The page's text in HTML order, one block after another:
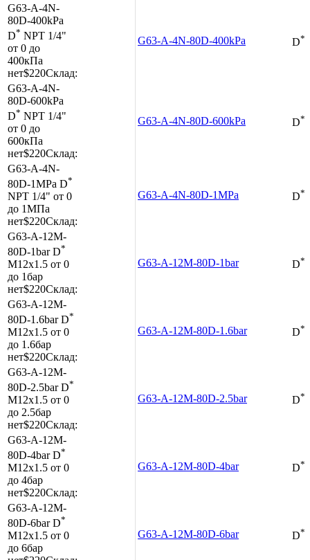
G63-A-4N-
80D-400kPa
D* NPT 1/4"
от 0 до
400кПа
нет$220Склад:
G63-A-4N-80D-400kPa D*
G63-A-4N-
80D-600kPa
D* NPT 1/4"
от 0 до
600кПа
нет$220Склад:
G63-A-4N-80D-600kPa D*
G63-A-4N-
80D-1MPa D*
NPT 1/4" от 0
до 1МПа
нет$220Склад:
G63-A-4N-80D-1MPa D*
G63-A-12M-
80D-1barD*
M12x1.5 от 0
до 1бар
нет$220Склад:
G63-A-12M-80D-1bar D*
G63-A-12M-
80D-1.6barD*
M12x1.5 от 0
до 1.6бар
нет$220Склад:
G63-A-12M-80D-1.6bar D*
G63-A-12M-
80D-2.5barD*
M12x1.5 от 0
до 2.5бар
нет$220Склад:
G63-A-12M-80D-2.5bar D*
G63-A-12M-
80D-4barD*
M12x1.5 от 0
до 4бар
нет$220Склад:
G63-A-12M-80D-4bar D*
G63-A-12M-
80D-6barD*
M12x1.5 от 0
до 6бар
G63-A-12M-80D-6bar D*